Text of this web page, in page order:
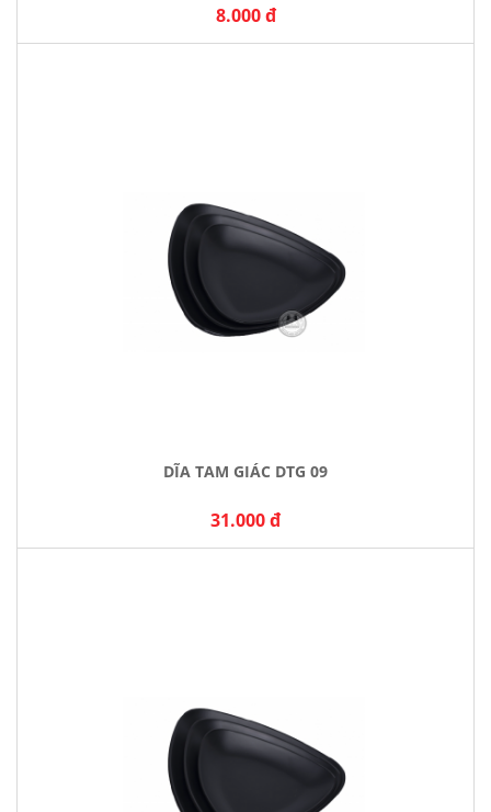
8.000 đ
DĨA TAM GIÁC DTG 09
31.000 đ